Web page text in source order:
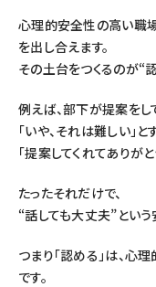
心理的安全性の高い職
を出し合えます。
その土台をつくるのが“
例えば、部下が提案をし
「いや、それは難しい」
「提案してくれてありが
たったそれだけで、
“話しても大丈夫”とい
つまり「認める」は、
です。